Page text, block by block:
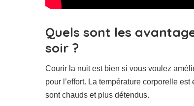
Quels sont les
soir ?
Courir la nuit est bien si vous voulez
pour l’effort. La température corporelle
sont chauds et plus détendus.